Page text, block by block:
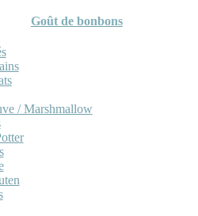
Goût de bonbons
/ Marshmallow